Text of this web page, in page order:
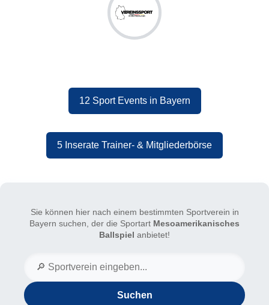
12 Sport Events in Bayern
5 Inserate Trainer- & Mitgliederbörse
Sie können hier nach einem bestimmten Sportverein in
Bayern suchen, der die Sportart Mesoamerikanisches
Ballspiel anbietet!
Suchen